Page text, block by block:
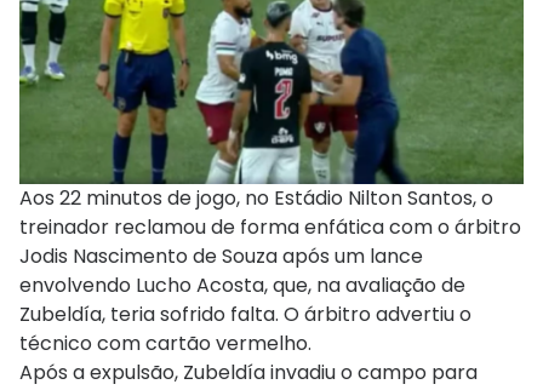
Aos 22 minutos de jogo, no Estádio Nilton Santos, o
treinador reclamou de forma enfática com o árbitro
Jodis Nascimento de Souza após um lance
envolvendo Lucho Acosta, que, na avaliação de
Zubeldía, teria sofrido falta. O árbitro advertiu o
técnico com cartão vermelho.
Após a expulsão, Zubeldía invadiu o campo para